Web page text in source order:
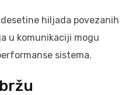
hiljada povezanih
u komunikaciji mogu
sistema.